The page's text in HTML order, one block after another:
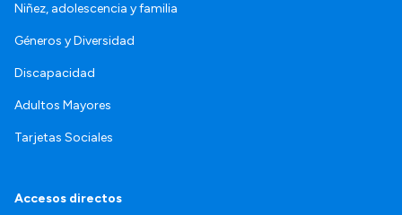
Niñez, adolescencia y familia
Géneros y Diversidad
Discapacidad
Adultos Mayores
Tarjetas Sociales
Accesos directos